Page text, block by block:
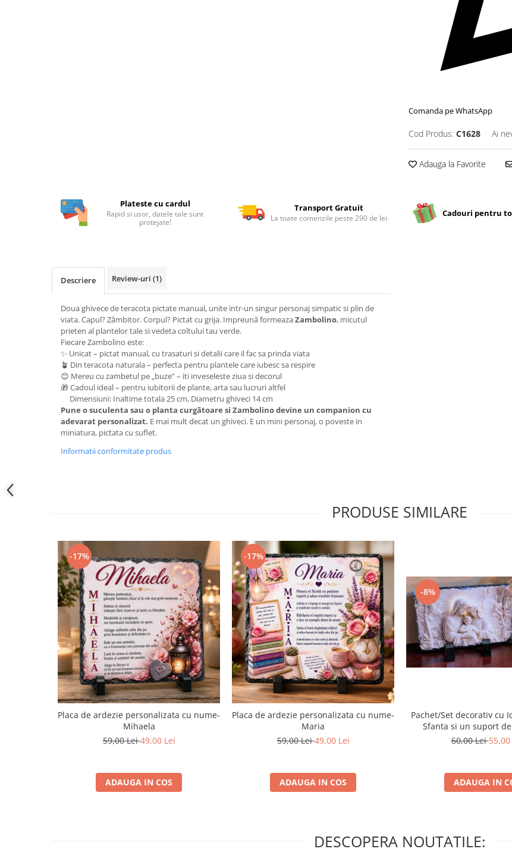
Comanda pe WhatsApp
Cod Produs: C1628 Ai
Adauga la Favorite
Plateste cu cardul
Rapid si usor, datele tale sunt
protejate!
Transport Gratuit
La toate comenzile peste 290 de lei Cadouri pentru
Descriere Review-uri (1)
Doua ghivece de teracota pictate manual, unite intr-un singur personaj simpatic si plin de
viata. Capul? Zâmbitor. Corpul? Pictat cu grija. Impreună formeazaZambolino, micutul
prieten al plantelor tale si vedeta coltului tau verde.
Fiecare Zambolino este:
✨ Unicat – pictat manual, cu trasaturi si detalii care il fac sa prinda viata
🪴 Din teracota naturala – perfecta pentru plantele care iubesc sa respire
😊 Mereu cu zambetul pe „buze” – iti inveseleste ziua si decorul
🎁 Cadoul ideal – pentru iubitorii de plante, arta sau lucruri altfel
Dimensiuni: Inaltime totala 25 cm, Diametru ghiveci 14 cm
Pune o suculenta sau o planta curgătoare si Zambolino devine un companion cu
adevarat personalizat. E mai mult decat un ghiveci. E un mini personaj, o poveste in
miniatura, pictata cu suflet.
Informatii conformitate produs
PRODUSE SIMILARE
-17%
Placa de ardezie personalizata cu nume-
Mihaela
59,00 Lei49,00 Lei
ADAUGA IN COS
-17%
Placa de ardezie personalizata cu nume-
Maria
59,00 Lei49,00 Lei
ADAUGA IN COS
-8%
Pachet/Set decorativ cu
Sfanta si un suport
60,00 Lei55,00
ADAUGA IN
DESCOPERA NOUTATILE: